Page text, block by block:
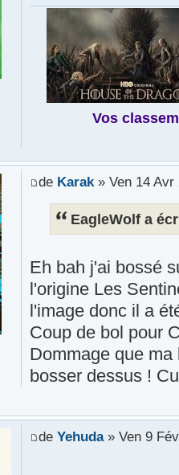
Vos
de Karak» Ven 14 Avr
EagleWolf a
Eh bah j'ai bossé
l'origine Les
l'image donc il a
Coup de bol pour
Dommage que
bosser dessus !
de Yehuda» Ven 9